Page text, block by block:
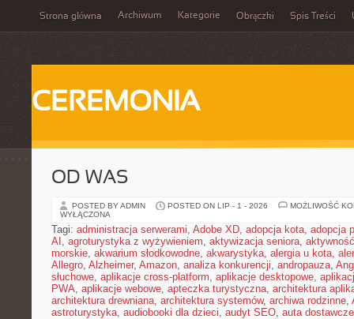
Strona główna Archiwum Kategorie Obrączki Spis Treści
CEREMONIA
OD WAS
POSTED BY ADMIN POSTED ON LIP - 1 - 2026
MOŻLIWOŚĆ
WYŁĄCZONA
Tagi: administracja serwerami, Adobe XD, adopcja kota, adopcja
AI , agroturystyka z wyżywieniem, aktywizacja seniora,
morskie, akwarium słodkowodne, akwarystyka, alergia u kota,
Allegro, Alzheimer, Amazon, analiza konkurencji, andropauza,
słuchowe, aplikacje cross-platform, aplikacje desktopowe,
PWA, aplikacje webowe, apteczka turystyczna, architektura
architektura drewniana, architektura systemów, archiwa rodzinne,
astroturystyka, audiobooki dla dzieci, audyt SEO, auta dostawcze